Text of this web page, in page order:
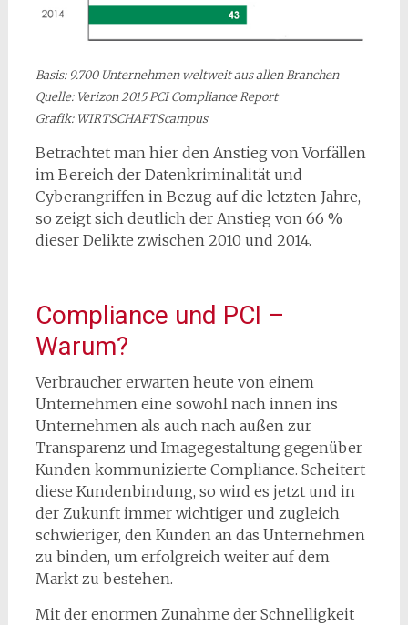
Basis: 9.700 Unternehmen weltweit aus allen Branchen
Quelle: Verizon 2015 PCI Compliance Report
Grafik: WIRTSCHAFTScampus
Betrachtet man hier den Anstieg von Vorfällen
im Bereich der Datenkriminalität und
Cyberangriffen in Bezug auf die letzten Jahre,
so zeigt sich deutlich der Anstieg von 66 %
dieser Delikte zwischen 2010 und 2014.
Compliance und PCI –
Warum?
Verbraucher erwarten heute von einem
Unternehmen eine sowohl nach innen ins
Unternehmen als auch nach außen zur
Transparenz und Imagegestaltung gegenüber
Kunden kommunizierte Compliance. Scheitert
diese Kundenbindung, so wird es jetzt und in
der Zukunft immer wichtiger und zugleich
schwieriger, den Kunden an das Unternehmen
zu binden, um erfolgreich weiter auf dem
Markt zu bestehen.
Mit der enormen Zunahme der Schnelligkeit